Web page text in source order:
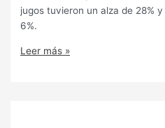
jugos tuvieron un alza de 28%
6%.
Leer más »